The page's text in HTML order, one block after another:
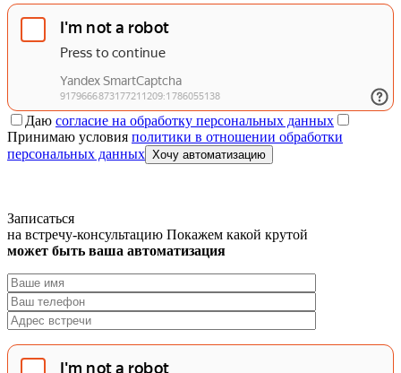
Даю согласие на обработку персональных данных
Принимаю условия политики в отношении обработки
персональных данных Хочу автоматизацию
Записаться
на встречу-консультацию Покажем какой крутой
может быть ваша автоматизация